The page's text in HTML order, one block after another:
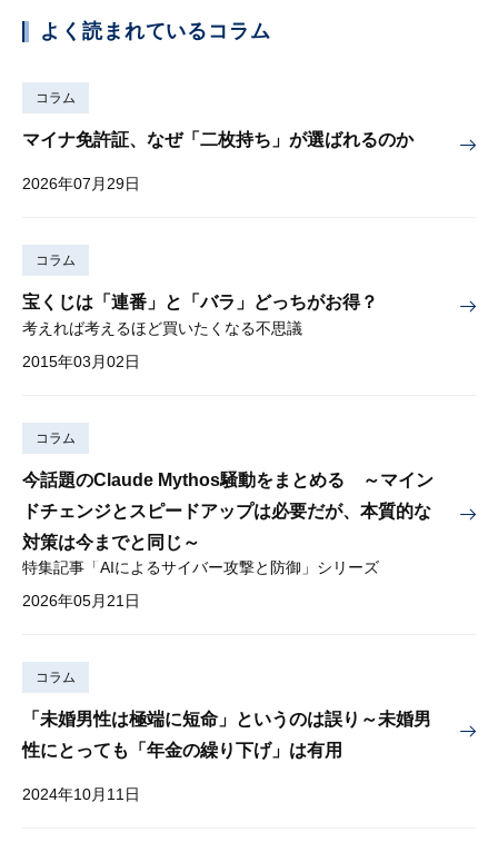
よく読まれているコラム
コラム
マイナ免許証、なぜ「二枚持ち」が選ばれるのか
2026年07月29日
コラム
宝くじは「連番」と「バラ」どっちがお得？
考えれば考えるほど買いたくなる不思議
2015年03月02日
コラム
今話題のClaude Mythos騒動をまとめる ～マイン
ドチェンジとスピードアップは必要だが、本質的な
対策は今までと同じ～
特集記事「AIによるサイバー攻撃と防御」シリーズ
2026年05月21日
コラム
「未婚男性は極端に短命」というのは誤り～未婚男
性にとっても「年金の繰り下げ」は有用
2024年10月11日